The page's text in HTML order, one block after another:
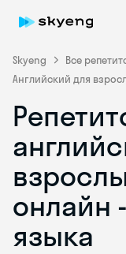
Skyeng Все
Английский для
онлайн
языка
Skyeng Chat